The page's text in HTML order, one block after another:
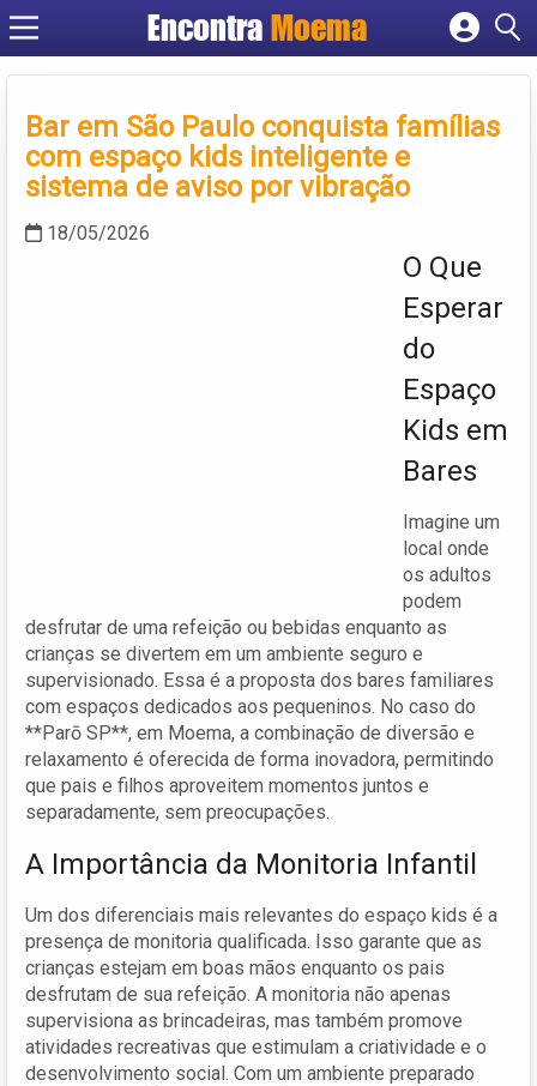
Encontra Moema
Criar conta
Bar em São Paulo conquista famílias
com espaço kids inteligente e
sistema de aviso por vibração
18/05/2026
O Que
Esperar
do
Espaço
Kids em
Bares
Imagine um
local onde
os adultos
podem
desfrutar de uma refeição ou bebidas enquanto as
crianças se divertem em um ambiente seguro e
supervisionado. Essa é a proposta dos bares familiares
com espaços dedicados aos pequeninos. No caso do
**Parō SP**, em Moema, a combinação de diversão e
relaxamento é oferecida de forma inovadora, permitindo
que pais e filhos aproveitem momentos juntos e
separadamente, sem preocupações.
A Importância da Monitoria Infantil
Um dos diferenciais mais relevantes do espaço kids é a
presença de monitoria qualificada. Isso garante que as
crianças estejam em boas mãos enquanto os pais
desfrutam de sua refeição. A monitoria não apenas
supervisiona as brincadeiras, mas também promove
atividades recreativas que estimulam a criatividade e o
desenvolvimento social. Com um ambiente preparado